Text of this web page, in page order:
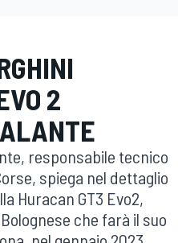
2
responsabile tecnico
spiega nel dettaglio
Huracan GT3 Evo2,
che farà il suo